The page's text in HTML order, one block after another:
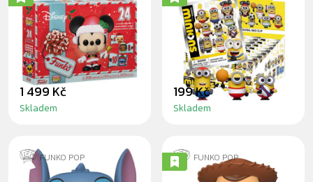
DISNEY
KALENDÁŘ 24
FIGUREK
1 499 Kč
Skladem
MINIONS SPORTS
- 3D FOAM
BLINDBAG
199 Kč
Skladem
FUNKO POP
STITCH 25CM
FUNKO POP
SHERIFF WOODY